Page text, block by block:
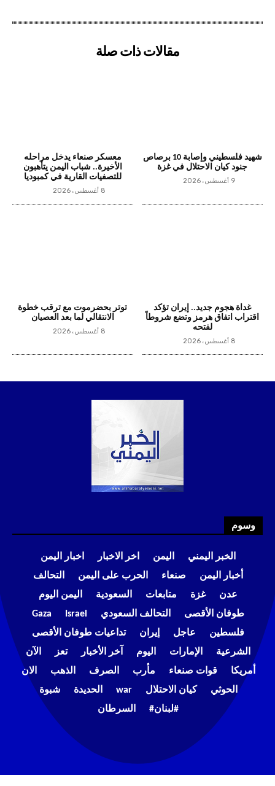
وسوم
الخبر اليمني اليمن اخر الاخبار
اخبار اليمن
أخبار اليمن
صنعاء الحرب على اليمن
التحالف
عدن
غزة متابعات السعودية
اليمن اليوم
طوفان الأقصى
التحالف السعودي Israel
Gaza
فلسطين
عاجل إيران
تداعيات طوفان الأقصى
الشرعية
الإمارات اليوم آخر الأخبار تعز
الآن
أمريكا
قوات صنعاء مأرب الصرف الذهب
الان
الحوثي
كيان الاحتلال war الحديدة
شبوة
#لبنان#
السرطان